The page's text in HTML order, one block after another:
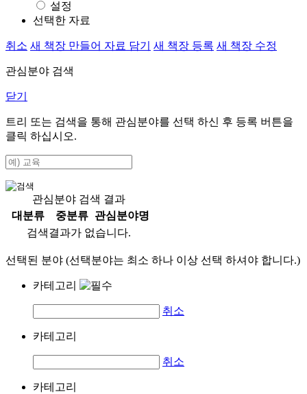
설정
선택한 자료
취소 새 책장 만들어 자료 담기 새 책장 등록 새 책장 수정
관심분야 검색
닫기
트리 또는 검색을 통해 관심분야를 선택 하신 후 등록 버튼을
클릭 하십시오.
관심분야 검색 결과
대분류
중분류
관심분야명
검색결과가 없습니다.
선택된 분야 (선택분야는 최소 하나 이상 선택 하셔야 합니다.)
카테고리
취소
카테고리
취소
카테고리